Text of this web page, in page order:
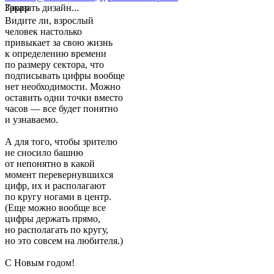
Грррр
Видите ли, взрослый
человек настолько
привыкает за свою жизнь
к определению времени
по размеру сектора, что
подписывать цифры вообще
нет необходимости. Можно
оставить одни точки вместо
часов — все будет понятно
и узнаваемо.
А для того, чтобы зрителю
не сносило башню
от непонятно в какой
момент перевернувшихся
цифр, их и располагают
по кругу ногами в центр.
(Еще можно вообще все
цифры держать прямо,
но располагать по кругу,
но это совсем на любителя.)
С Новым годом!
Заказать дизайн...